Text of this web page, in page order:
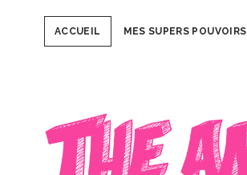
ACCUEIL MES SUPERS POUVOIRS
The